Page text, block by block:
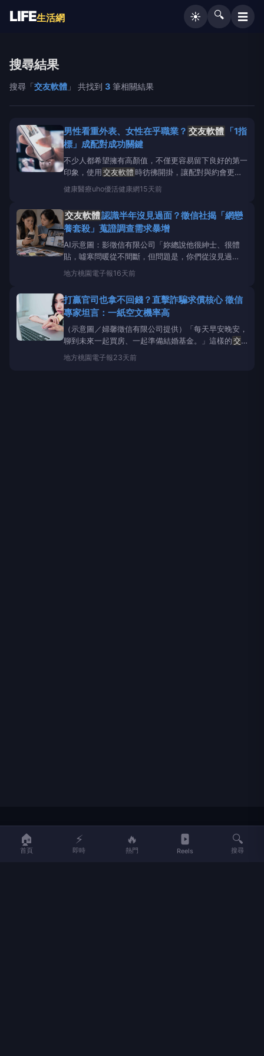
LIFE生活網 ☀️ 🔍 ☰
搜尋結果
搜尋「交友軟體 」 共找到 3 筆相關結果
男性看重外表、女性在乎職業？ 交友軟體 「1指
標」成配對成功關鍵
不少人都希望擁有高顏值，不僅更容易留下良好的第一
印象，使用交友軟體時彷彿開掛，讓配對與約會更加
順利。近期刊載於《電腦與人類行為報告》
（ComputersinHumanBehaviorReports）的研究指
更容易成功配對。《優活健康網》特別摘錄
健康醫療uho優活健康網15天前
交友軟體認識半年沒見過面？徵信社揭「網戀
養套殺」蒐證調查需求暴增
AI示意圖：影徵信有限公司「妳總說他很紳士、很體
貼，噓寒問暖從不間斷，但問題是，你們從沒見過
面。」試問，該如何讓其避開一場可能血本無歸的網戀
騙局？這起徵信社近日在社群平台分享的案例，再次凸
與交友軟體的普及而日趨氾濫
地方桃園電子報16天前
打贏官司也拿不回錢？直擊詐騙求償核心 徵信
專家坦言：一紙空文機率高
（示意圖／婦馨徵信有限公司提供）「每天早安晚安，
聊到未來一起買房、一起準備結婚基金。」這樣的交
友軟體對話場景，正是近年台灣最猖獗的詐騙手法之
一，也就是俗稱「殺豬盤」的開場白。根據內政部警政
地方桃園電子報23天前
LIFE
LIFE 生活網是台灣領先的生活資訊平台，提供即時新聞、生活、健康、
🏠
首頁
⚡
即時
🔥
熱門 Reels
🔍
搜尋